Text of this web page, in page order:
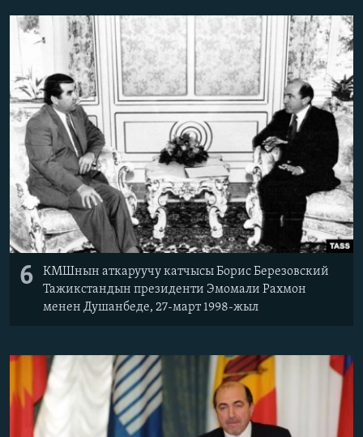
6
КМШнын аткаруучу катчысы Борис Березовский
Тажикстандын президенти Эмомали Рахмон
менен Душанбеде, 27-март 1998-жыл